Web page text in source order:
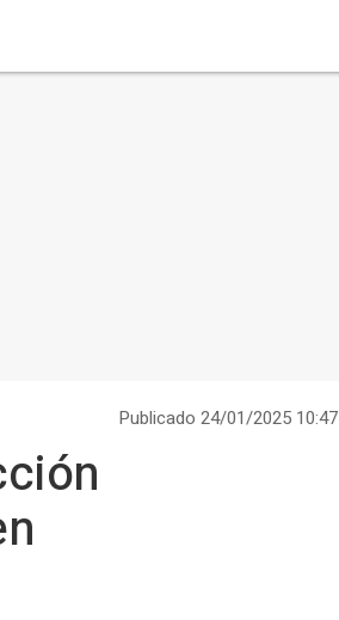
Publicado 24/01/2025 10:47